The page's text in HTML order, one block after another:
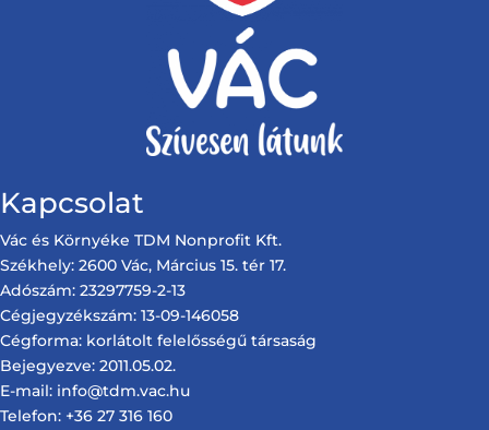
Kapcsolat
Vác és Környéke TDM Nonprofit Kft.
Székhely: 2600 Vác, Március 15. tér 17.
Adószám: 23297759-2-13
Cégjegyzékszám: 13-09-146058
Cégforma: korlátolt felelősségű társaság
Bejegyezve: 2011.05.02.
E-mail: info@tdm.vac.hu
Telefon: +36 27 316 160